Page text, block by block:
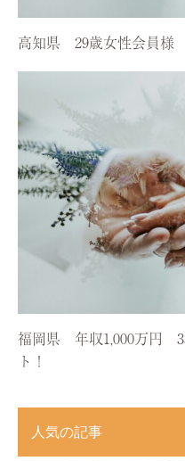
高知県 29歳女性会員様
福岡県 年収1,000万円
ト！
人気の記事